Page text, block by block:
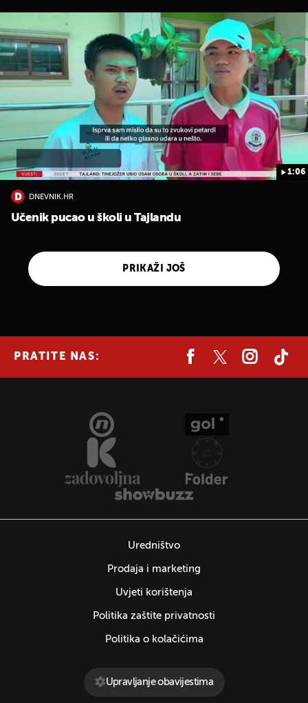
1:06
DNEVNIK.HR
Učenik pucao u školi u Tajlandu
PRIKAŽI JOŠ
PRATITE NAS:
Uredništvo
Prodaja i marketing
Uvjeti korištenja
Politika zaštite privatnosti
Politika o kolačićima
Upravljanje obavijestima